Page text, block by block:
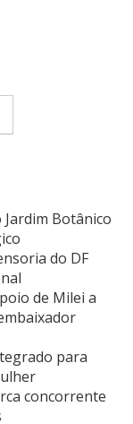
Botânico
do DF
de Milei a
para
concorrente